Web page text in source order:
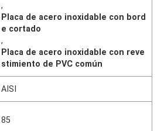
,
Placa de acero inoxidable con bord
e cortado
,
Placa de acero inoxidable con reve
stimiento de PVC común
AISI
85